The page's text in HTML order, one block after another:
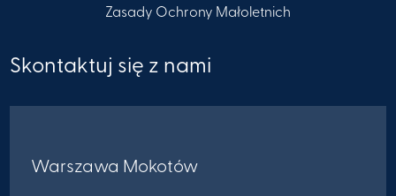
Zasady Ochrony Małoletnich
Skontaktuj się z nami
Warszawa Mokotów